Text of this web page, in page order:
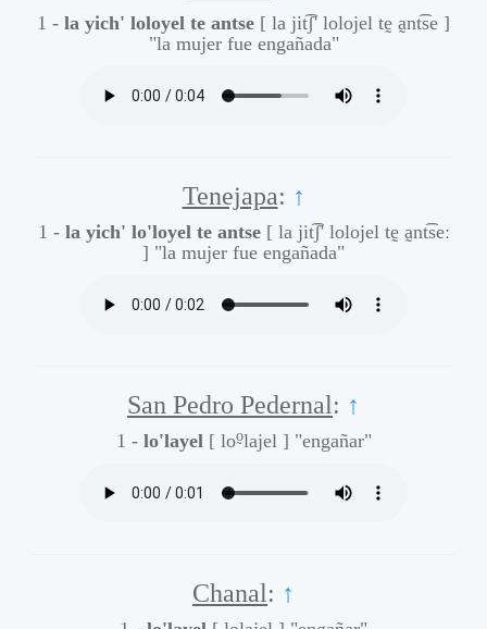
1 - la yich' loloyel te antse [ la jit͡ʃ' lolojel tḛ a̰nt͡se ]
"la mujer fue engañada"
Tenejapa: ↑
1 - la yich' lo'loyel te antse [ la jit͡ʃ' lolojel tḛ a̰nt͡seː
] "la mujer fue engañada"
San Pedro Pedernal: ↑
1 - lo'layel [ loo̰lajel ] "engañar"
Chanal: ↑